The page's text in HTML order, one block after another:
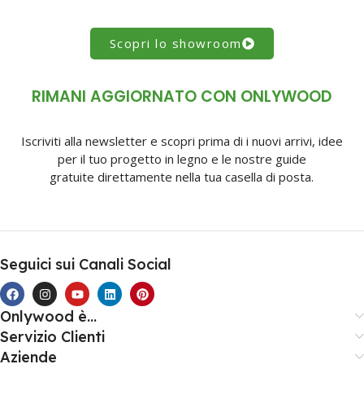
Scopri lo showroom
RIMANI AGGIORNATO CON ONLYWOOD
Iscriviti alla newsletter e scopri prima di i nuovi arrivi, idee
per il tuo progetto in legno e le nostre guide
gratuite direttamente nella tua casella di posta.
Seguici sui Canali Social
Onlywood è...
Servizio Clienti
Aziende